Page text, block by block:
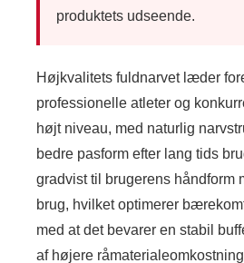
produktets udseende.
Højkvalitets fuldnarvet læder
professionelle atleter og
højt niveau, med naturlig
bedre pasform efter lang tids
gradvist til brugerens håndform
brug, hvilket optimerer
med at det bevarer en stabil
af højere